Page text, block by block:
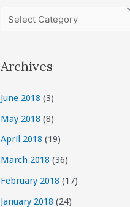
a
e
r
i
e
s
Archives
June 2018 (3)
May 2018 (8)
April 2018 (19)
March 2018 (36)
February 2018 (17)
January 2018 (24)